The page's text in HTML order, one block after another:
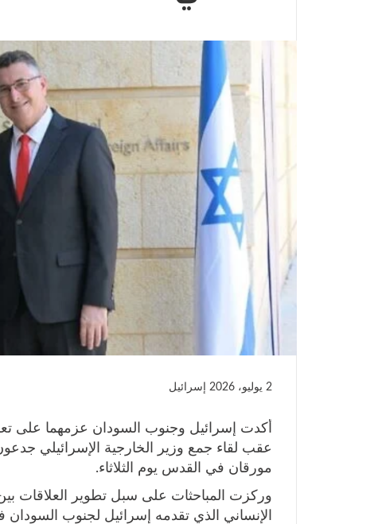
2 يوليو، 2026 إسرائيل
أكدت إسرائيل وجنوب السودان عزمهما على
عقب لقاء جمع وزير الخارجية الإسرائيلي
مورقان في القدس يوم الثلاثاء.
وركزت المباحثات على سبل تطوير العلاقات
الإنساني الذي تقدمه إسرائيل لجنوب السودان